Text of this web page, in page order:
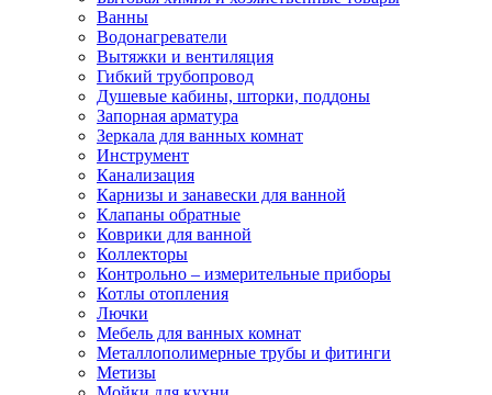
Ванны
Водонагреватели
Вытяжки и вентиляция
Гибкий трубопровод
Душевые кабины, шторки, поддоны
Запорная арматура
Зеркала для ванных комнат
Инструмент
Канализация
Карнизы и занавески для ванной
Клапаны обратные
Коврики для ванной
Коллекторы
Контрольно – измерительные приборы
Котлы отопления
Лючки
Мебель для ванных комнат
Металлополимерные трубы и фитинги
Метизы